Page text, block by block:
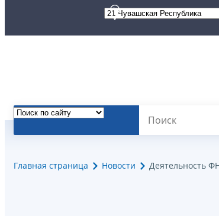
Главная страница Новости Деятельность